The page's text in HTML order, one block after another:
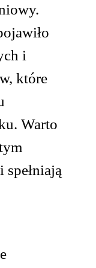
i
które
Warto
spełniają